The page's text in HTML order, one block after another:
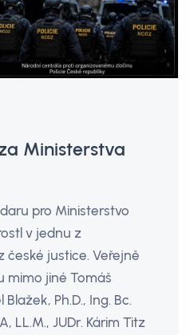
Ministerstva
pro Ministerstvo
v jednu z
české justice. Veřejně
mimo jiné Tomáš
Blažek, Ph.D., Ing. Bc.
LL.M., JUDr. Kárim Titz